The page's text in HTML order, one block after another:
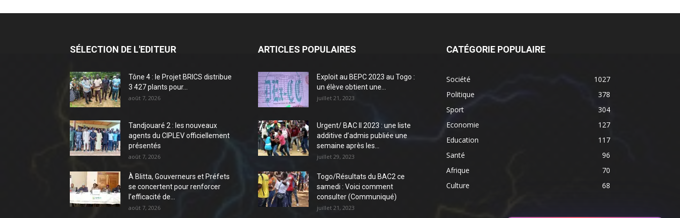
SÉLECTION DE L'EDITEUR
Tône 4 : le Projet BRICS distribue
3 427 plants pour...
août 7, 2026
Tandjouaré 2 : les nouveaux
agents du CIPLEV officiellement
présentés
août 7, 2026
À Blitta, Gouverneurs et Préfets
se concertent pour renforcer
l’efficacité de...
août 7, 2026
ARTICLES POPULAIRES
Exploit au BEPC 2023 au Togo :
un élève obtient une...
juillet 21, 2023
Urgent/ BAC II 2023 : une liste
additive d’admis publiée une
semaine après les...
juillet 29, 2023
Togo/Résultats du BAC2 ce
samedi : Voici comment
consulter (Communiqué)
juillet 21, 2023
CATÉGORIE POPULAIRE
Société
1027
Politique
378
Sport
304
Economie
127
Education
117
Santé
96
Afrique
70
Culture
68